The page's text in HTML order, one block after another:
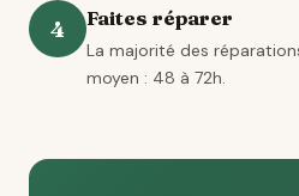
4 Faites réparer
La majorité des
moyen : 48 à 72h.